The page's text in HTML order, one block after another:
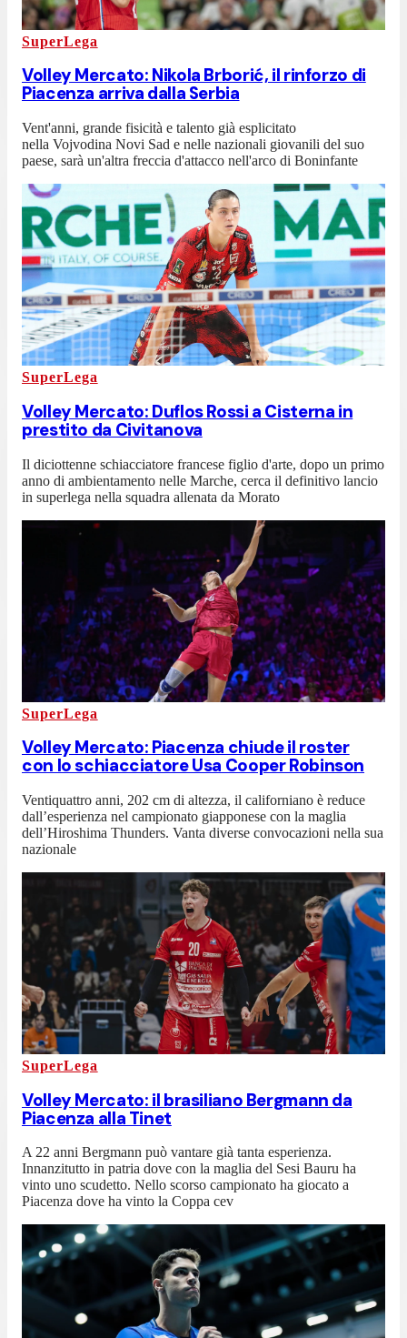
SuperLega
Volley Mercato: Nikola Brborić, il rinforzo di
Piacenza arriva dalla Serbia
Vent'anni, grande fisicità e talento già esplicitato
nella Vojvodina Novi Sad e nelle nazionali giovanili del suo
paese, sarà un'altra freccia d'attacco nell'arco di Boninfante
SuperLega
Volley Mercato: Duflos Rossi a Cisterna in
prestito da Civitanova
Il diciottenne schiacciatore francese figlio d'arte, dopo un primo
anno di ambientamento nelle Marche, cerca il definitivo lancio
in superlega nella squadra allenata da Morato
SuperLega
Volley Mercato: Piacenza chiude il roster
con lo schiacciatore Usa Cooper Robinson
Ventiquattro anni, 202 cm di altezza, il californiano è reduce
dall’esperienza nel campionato giapponese con la maglia
dell’Hiroshima Thunders. Vanta diverse convocazioni nella sua
nazionale
SuperLega
Volley Mercato: il brasiliano Bergmann da
Piacenza alla Tinet
A 22 anni Bergmann può vantare già tanta esperienza.
Innanzitutto in patria dove con la maglia del Sesi Bauru ha
vinto uno scudetto. Nello scorso campionato ha giocato a
Piacenza dove ha vinto la Coppa cev